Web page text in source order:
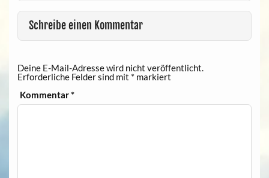
Schreibe einen Kommentar
Deine E-Mail-Adresse wird nicht veröffentlicht.
Erforderliche Felder sind mit * markiert
Kommentar*